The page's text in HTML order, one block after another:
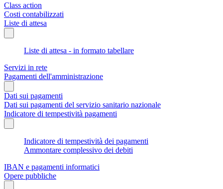
Class action
Costi contabilizzati
Liste di attesa
Liste di attesa - in formato tabellare
Servizi in rete
Pagamenti dell'amministrazione
Dati sui pagamenti
Dati sui pagamenti del servizio sanitario nazionale
Indicatore di tempestività pagamenti
Indicatore di tempestività dei pagamenti
Ammontare complessivo dei debiti
IBAN e pagamenti informatici
Opere pubbliche